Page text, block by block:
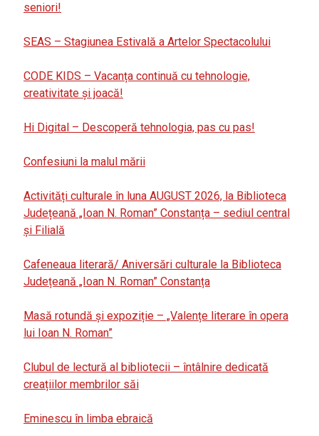
seniori!
SEAS – Stagiunea Estivală a Artelor Spectacolului
CODE KIDS – Vacanța continuă cu tehnologie,
creativitate și joacă!
Hi Digital – Descoperă tehnologia, pas cu pas!
Confesiuni la malul mării
Activități culturale în luna AUGUST 2026, la Biblioteca
Județeană „Ioan N. Roman” Constanța – sediul central
și Filială
Cafeneaua literară/ Aniversări culturale la Biblioteca
Județeană „Ioan N. Roman” Constanța
Masă rotundă și expoziție – „Valențe literare în opera
lui Ioan N. Roman”
Clubul de lectură al bibliotecii – întâlnire dedicată
creațiilor membrilor săi
Eminescu în limba ebraică